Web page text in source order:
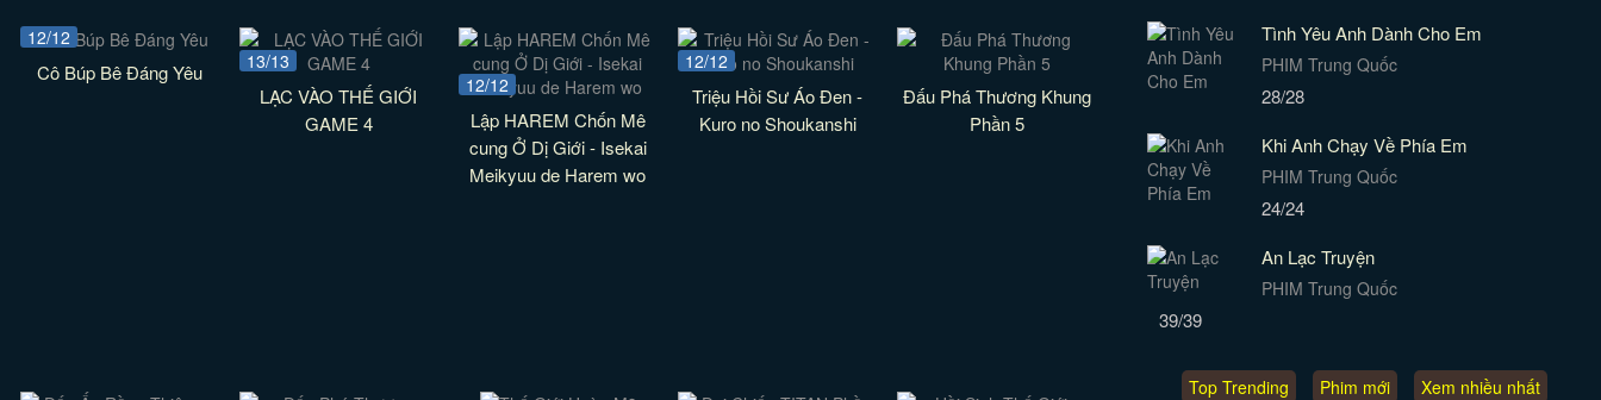
12/12
Cô Búp Bê Đáng Yêu 13/13
LẠC VÀO THẾ GIỚI
GAME 4
12/12
Lập HAREM Chốn Mê
cung Ở Dị Giới - Isekai
Meikyuu de Harem wo
12/12
Triệu Hồi Sư Áo Đen -
Kuro no Shoukanshi
Đấu Phá Thương Khung
Phần 5
Tình Yêu Anh Dành Cho Em
PHIM Trung Quốc
28/28
Khi Anh Chạy Về Phía Em
PHIM Trung Quốc
24/24
An Lạc Truyện
PHIM Trung Quốc
39/39
Top Trending Phim mới Xem nhiều nhất